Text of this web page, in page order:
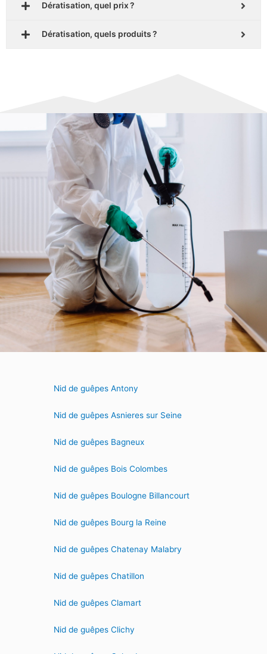
Dératisation, quel prix ?
Dératisation, quels produits ?
Nid de guêpes Antony
Nid de guêpes Asnieres sur Seine
Nid de guêpes Bagneux
Nid de guêpes Bois Colombes
Nid de guêpes Boulogne Billancourt
Nid de guêpes Bourg la Reine
Nid de guêpes Chatenay Malabry
Nid de guêpes Chatillon
Nid de guêpes Clamart
Nid de guêpes Clichy